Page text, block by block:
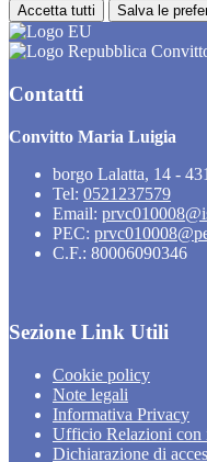
Accetta tutti Salva le
Contatti
Convitto Maria Luigia
borgo Lalatta, 14 -
Tel: 0521237579
Email:
PEC:
C.F.: 80006090346
Sezione Link Utili
Cookie policy
Note legali
Informativa Privacy
Ufficio Relazioni con
Dichiarazione di